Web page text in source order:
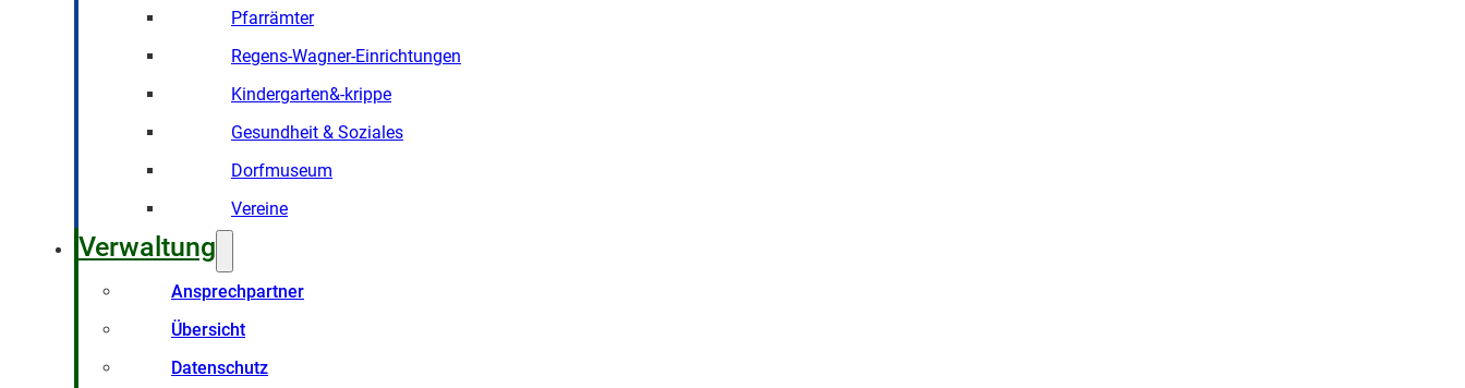
Pfarrämter
Regens-Wagner-Einrichtungen
Kindergarten&-krippe
Gesundheit & Soziales
Dorfmuseum
Vereine
Verwaltung
Ansprechpartner
Übersicht
Datenschutz